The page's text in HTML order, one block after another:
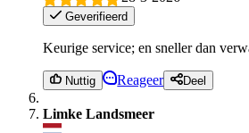
Geverifieerd
Keurige service; en sneller dan
Nuttig Reageer Deel
Limke Landsmeer